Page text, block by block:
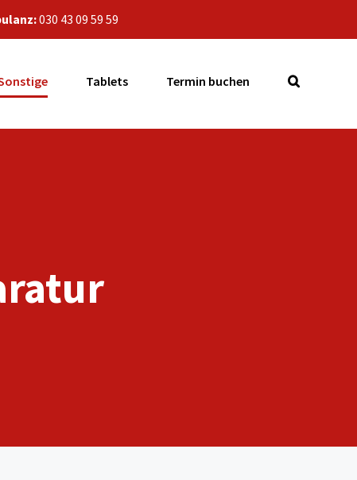
030 43 09 59 59
Tablets Termin buchen